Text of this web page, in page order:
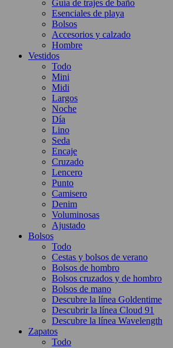
Guía de trajes de baño
Esenciales de playa
Bolsos
Accesorios y calzado
Hombre
Vestidos
Todo
Mini
Midi
Largos
Noche
Día
Lino
Seda
Encaje
Cruzado
Lencero
Punto
Camisero
Denim
Voluminosas
Ajustado
Bolsos
Todo
Cestas y bolsos de verano
Bolsos de hombro
Bolsos cruzados y de hombro
Bolsos de mano
Descubre la línea Goldentime
Descubrir la línea Cloud 91
Descubre la línea Wavelength
Zapatos
Todo